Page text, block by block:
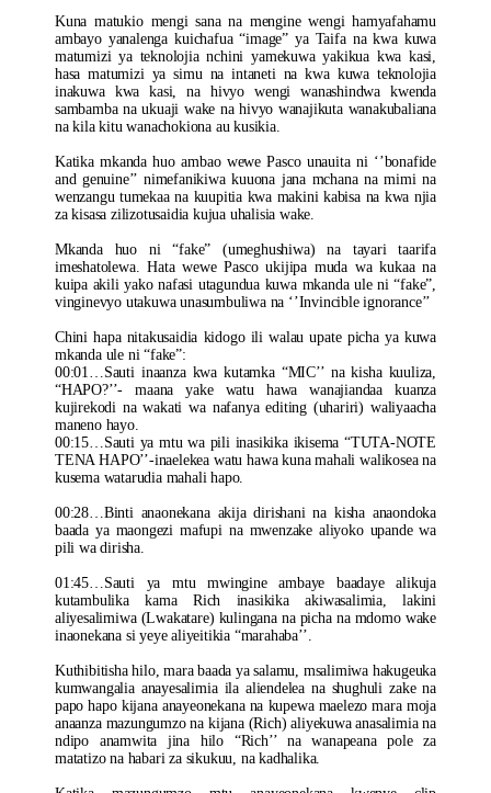
Kuna matukio mengi sana na mengine wengi hamyafahamu
ambayo yanalenga kuichafua “image” ya Taifa na kwa kuwa
matumizi ya teknolojia nchini yamekuwa yakikua kwa kasi,
hasa matumizi ya simu na intaneti na kwa kuwa teknolojia
inakuwa kwa kasi, na hivyo wengi wanashindwa kwenda
sambamba na ukuaji wake na hivyo wanajikuta wanakubaliana
na kila kitu wanachokiona au kusikia.
Katika mkanda huo ambao wewe Pasco unauita ni ‘’bonafide
and genuine’’ nimefanikiwa kuuona jana mchana na mimi na
wenzangu tumekaa na kuupitia kwa makini kabisa na kwa njia
za kisasa zilizotusaidia kujua uhalisia wake.
Mkanda huo ni “fake” (umeghushiwa) na tayari taarifa
imeshatolewa. Hata wewe Pasco ukijipa muda wa kukaa na
kuipa akili yako nafasi utagundua kuwa mkanda ule ni “fake”,
vinginevyo utakuwa unasumbuliwa na ‘’Invincible ignorance’’
Chini hapa nitakusaidia kidogo ili walau upate picha ya kuwa
mkanda ule ni “fake”:
00:01…Sauti inaanza kwa kutamka “MIC’’ na kisha kuuliza,
“HAPO?’’- maana yake watu hawa wanajiandaa kuanza
kujirekodi na wakati wa nafanya editing (uhariri) waliyaacha
maneno hayo.
00:15…Sauti ya mtu wa pili inasikika ikisema “TUTA-NOTE
TENA HAPO’’-inaelekea watu hawa kuna mahali walikosea na
kusema watarudia mahali hapo.
00:28…Binti anaonekana akija dirishani na kisha anaondoka
baada ya maongezi mafupi na mwenzake aliyoko upande wa
pili wa dirisha.
01:45…Sauti ya mtu mwingine ambaye baadaye alikuja
kutambulika kama Rich inasikika akiwasalimia, lakini
aliyesalimiwa (Lwakatare) kulingana na picha na mdomo wake
inaonekana si yeye aliyeitikia “marahaba’’.
Kuthibitisha hilo, mara baada ya salamu, msalimiwa hakugeuka
kumwangalia anayesalimia ila aliendelea na shughuli zake na
papo hapo kijana anayeonekana na kupewa maelezo mara moja
anaanza mazungumzo na kijana (Rich) aliyekuwa anasalimia na
ndipo anamwita jina hilo “Rich’’ na wanapeana pole za
matatizo na habari za sikukuu, na kadhalika.